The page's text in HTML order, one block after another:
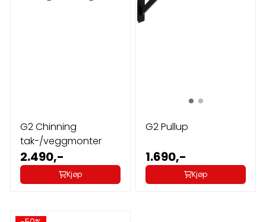
G2 Chinning
tak-/veggmonter
2.490,-
Kjøp
G2 Pullup
1.690,-
Kjøp